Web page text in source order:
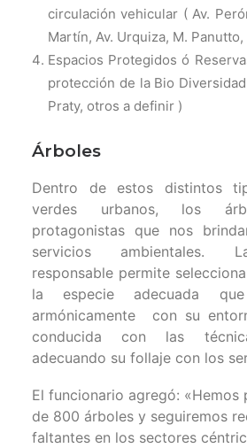
circulación vehicular ( Av.
Martín, Av. Urquiza, M.
Espacios Protegidos ó
protección de la Bio
Praty, otros a definir )
Árboles
Dentro de estos distintos
verdes urbanos, los
protagonistas que nos
servicios ambientales.
responsable permite
la especie adecuada
armónicamente con su
conducida con las
adecuando su follaje con los
El funcionario agregó: «Hemos
de 800 árboles y seguiremos
faltantes en los sectores